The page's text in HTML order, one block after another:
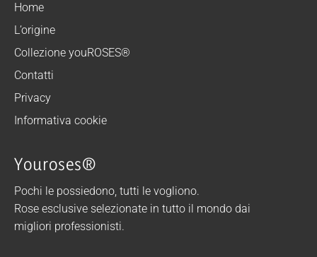
Home
L’origine
Collezione youROSES®
Contatti
Privacy
Informativa cookie
Youroses®
Pochi le possiedono, tutti le vogliono.
Rose esclusive selezionate in tutto il mondo dai
migliori professionisti.